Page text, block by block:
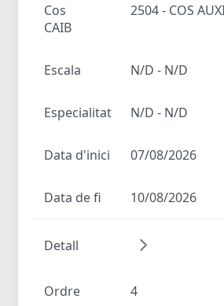
Cos
2504 - COS
CAIB
Escala N/D - N/D
Especialitat N/D - N/D
Data d'inici 07/08/2026
Data de fi 10/08/2026
Detall
Ordre 4